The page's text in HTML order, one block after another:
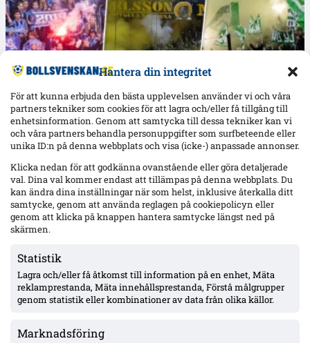
Hantera din integritet
För att kunna erbjuda den bästa upplevelsen använder vi och våra
partners tekniker som cookies för att lagra och/eller få tillgång till
enhetsinformation. Genom att samtycka till dessa tekniker kan vi
och våra partners behandla personuppgifter som surfbeteende eller
unika ID:n på denna webbplats och visa (icke-) anpassade annonser.
Klicka nedan för att godkänna ovanstående eller göra detaljerade
val. Dina val kommer endast att tillämpas på denna webbplats. Du
kan ändra dina inställningar när som helst, inklusive återkalla ditt
samtycke, genom att använda reglagen på cookiepolicyn eller
genom att klicka på knappen hantera samtycke längst ned på
skärmen.
Statistik
Lagra och/eller få åtkomst till information på en enhet, Mäta
reklamprestanda, Mäta innehållsprestanda, Förstå målgrupper
genom statistik eller kombinationer av data från olika källor.
Marknadsföring
Klart: Tickster ny biljettleverantör till Allsvenskan från 2027
SEF, Svensk Elitfotboll, meddelar att man upphandlat en ny biljettleverantör.
Tickster tar över från AXS från säsongen 2027.